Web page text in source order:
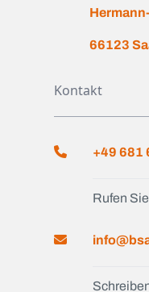
66123
Kontakt
+49 681
Rufen